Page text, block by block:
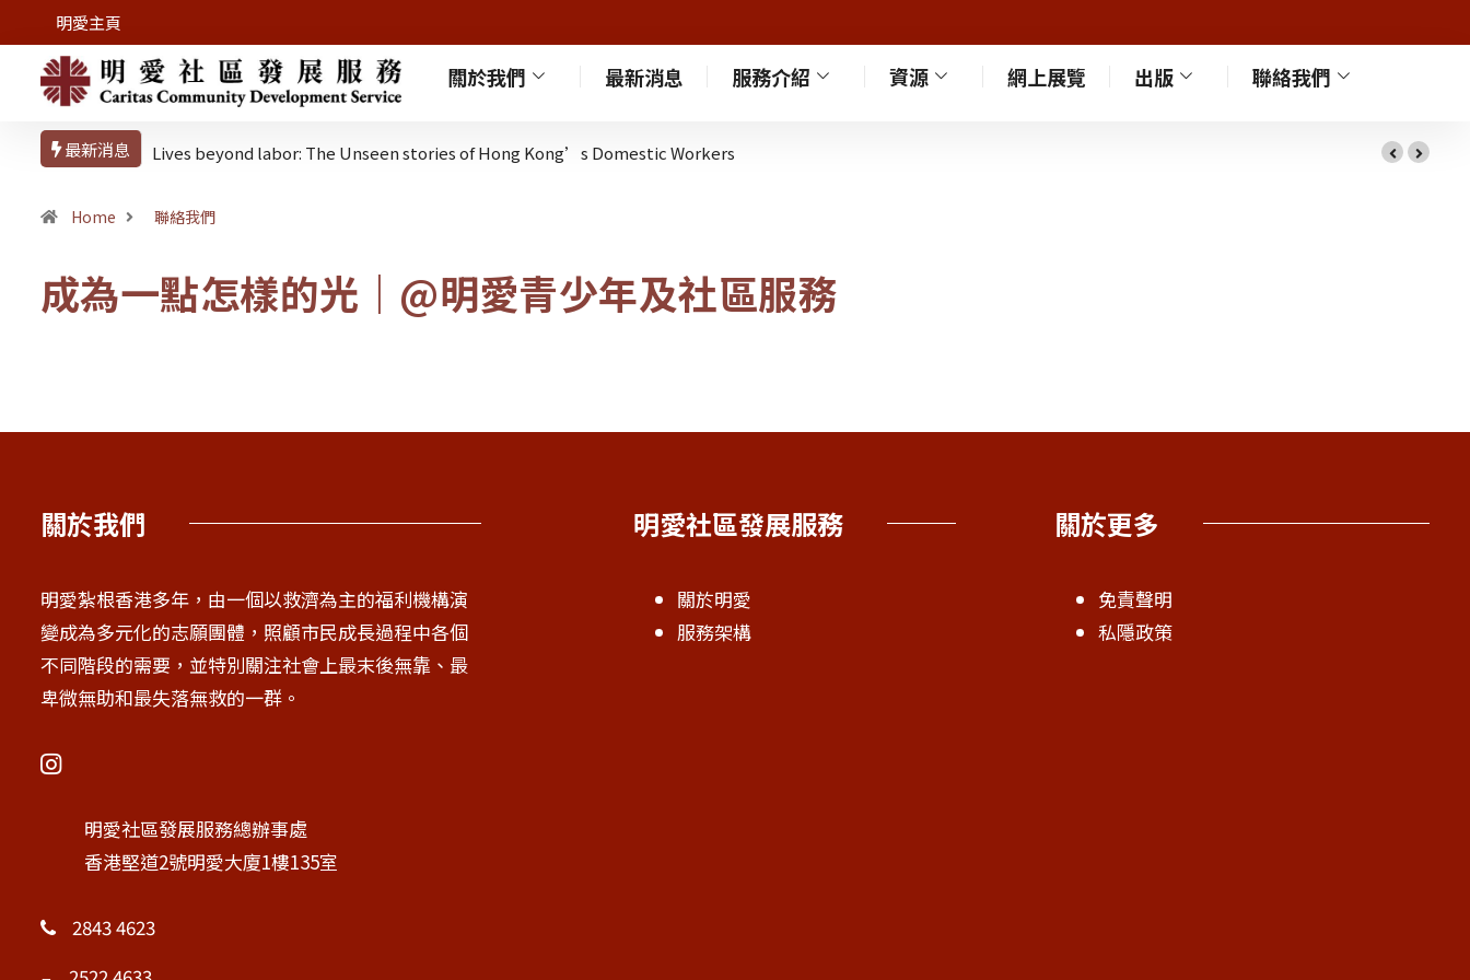
明愛主頁
關於我們 最新消息 服務介紹 資源 網上展覽 出版 聯絡我們
最新消息 Lives beyond labor: The Unseen stories of Hong Kong’s Domestic Workers
Home 聯絡我們
成為一點怎樣的光｜@明愛青少年及社區服務
關於我們
明愛紮根香港多年，由一個以救濟為主的福利機構演
變成為多元化的志願團體，照顧市民成長過程中各個
不同階段的需要，並特別關注社會上最末後無靠、最
卑微無助和最失落無救的一群。
明愛社區發展服務總辦事處
香港堅道2號明愛大廈1樓135室
2843 4623
明愛社區發展服務
關於明愛
服務架構
關於更多
免責聲明
私隱政策